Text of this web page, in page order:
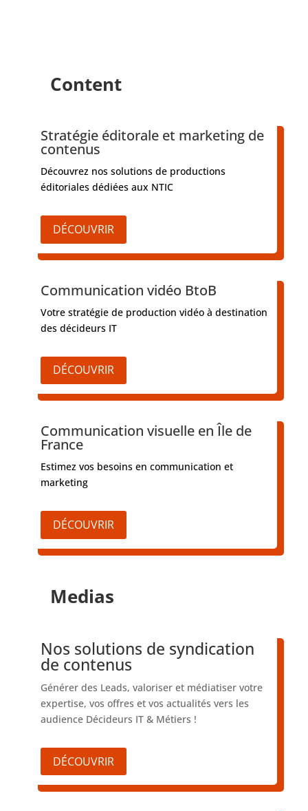
Content
Stratégie éditorale et marketing de
contenus
Découvrez nos solutions de productions
éditoriales dédiées aux NTIC
DÉCOUVRIR
Communication vidéo BtoB
Votre stratégie de production vidéo à destination
des décideurs IT
DÉCOUVRIR
Communication visuelle en Île de
France
Estimez vos besoins en communication et
marketing
DÉCOUVRIR
Medias
Nos solutions de syndication
de contenus
Générer des Leads, valoriser et médiatiser votre
expertise, vos offres et vos actualités vers les
audience Décideurs IT & Métiers !
DÉCOUVRIR